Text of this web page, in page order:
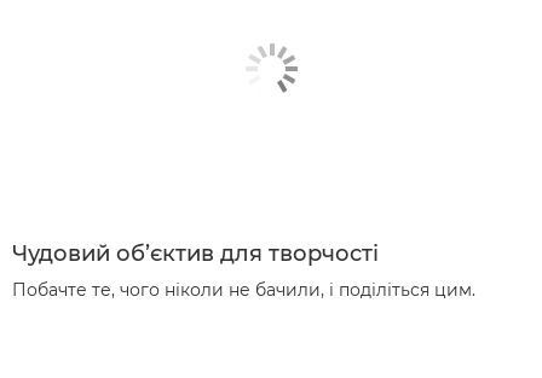
Чудовий об’єктив для творчості
Побачте те, чого ніколи не бачили, і поділіться цим.